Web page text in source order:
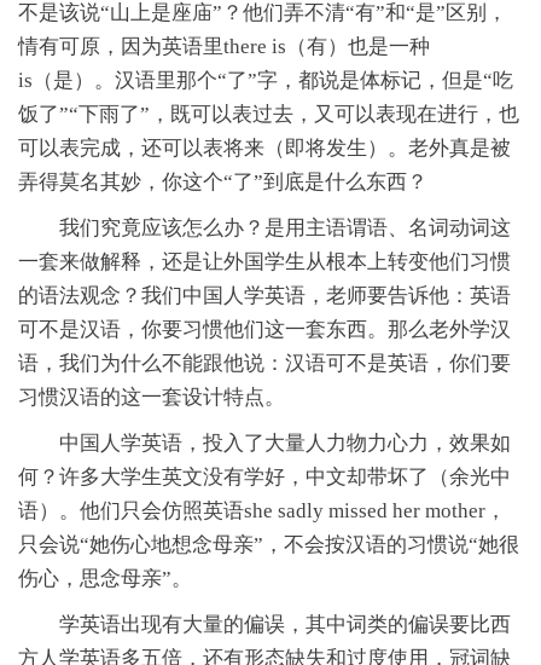
不是该说“山上是座庙”？他们弄不清“有”和“是”区别，
情有可原，因为英语里there is（有）也是一种
is（是）。汉语里那个“了”字，都说是体标记，但是“吃
饭了”“下雨了”，既可以表过去，又可以表现在进行，也
可以表完成，还可以表将来（即将发生）。老外真是被
弄得莫名其妙，你这个“了”到底是什么东西？
我们究竟应该怎么办？是用主语谓语、名词动词这
一套来做解释，还是让外国学生从根本上转变他们习惯
的语法观念？我们中国人学英语，老师要告诉他：英语
可不是汉语，你要习惯他们这一套东西。那么老外学汉
语，我们为什么不能跟他说：汉语可不是英语，你们要
习惯汉语的这一套设计特点。
中国人学英语，投入了大量人力物力心力，效果如
何？许多大学生英文没有学好，中文却带坏了（余光中
语）。他们只会仿照英语she sadly missed her mother，
只会说“她伤心地想念母亲”，不会按汉语的习惯说“她很
伤心，思念母亲”。
学英语出现有大量的偏误，其中词类的偏误要比西
方人学英语多五倍，还有形态缺失和过度使用，冠词缺